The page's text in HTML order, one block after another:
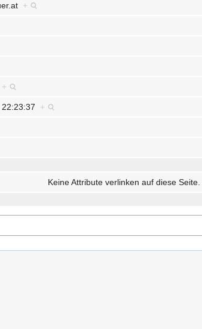
+
+
+
Keine Attribute verlinken auf diese Seite.